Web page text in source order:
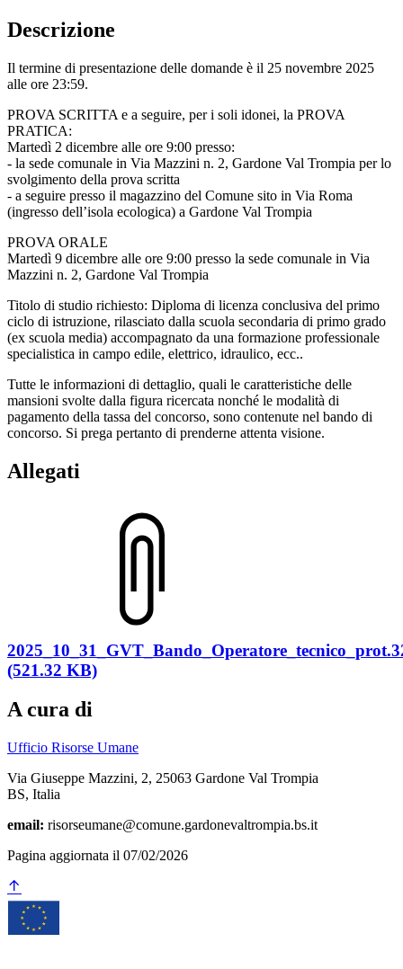
Descrizione
Il termine di presentazione delle domande è il 25 novembre 2025
alle ore 23:59.
PROVA SCRITTA e a seguire, per i soli idonei, la PROVA
PRATICA:
Martedì 2 dicembre alle ore 9:00 presso:
- la sede comunale in Via Mazzini n. 2, Gardone Val Trompia per lo
svolgimento della prova scritta
- a seguire presso il magazzino del Comune sito in Via Roma
(ingresso dell’isola ecologica) a Gardone Val Trompia
PROVA ORALE
Martedì 9 dicembre alle ore 9:00 presso la sede comunale in Via
Mazzini n. 2, Gardone Val Trompia
Titolo di studio richiesto: Diploma di licenza conclusiva del primo
ciclo di istruzione, rilasciato dalla scuola secondaria di primo grado
(ex scuola media) accompagnato da una formazione professionale
specialistica in campo edile, elettrico, idraulico, ecc..
Tutte le informazioni di dettaglio, quali le caratteristiche delle
mansioni svolte dalla figura ricercata nonché le modalità di
pagamento della tassa del concorso, sono contenute nel bando di
concorso. Si prega pertanto di prenderne attenta visione.
Allegati
(521.32 KB)
A cura di
Ufficio Risorse Umane
Via Giuseppe Mazzini, 2, 25063 Gardone Val Trompia
BS, Italia
email: risorseumane@comune.gardonevaltrompia.bs.it
Pagina aggiornata il 07/02/2026